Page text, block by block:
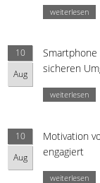
weiterlesen
10
Aug
sicheren
weiterlesen
10
Aug
Motivation
engagiert
weiterlesen